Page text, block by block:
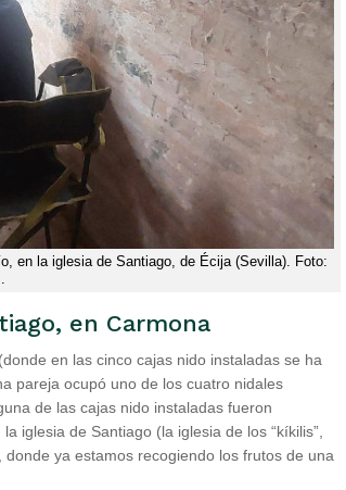
en la iglesia de Santiago, de Écija (Sevilla). Foto:
en Carmona
en las cinco cajas nido instaladas se ha
pareja ocupó uno de los cuatro nidales
de las cajas nido instaladas fueron
iglesia de Santiago (la iglesia de los “kíkilis”,
ya estamos recogiendo los frutos de una